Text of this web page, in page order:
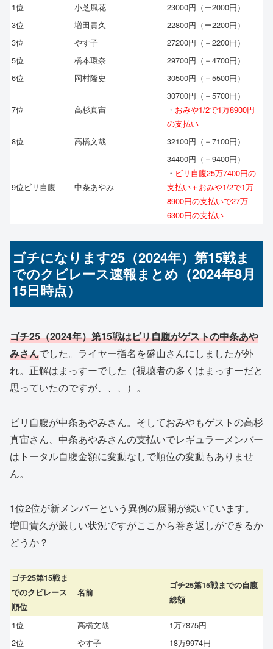
1位
小芝風花
23000円（ー2000円）
3位
増田貴久
22800円（ー2200円）
3位
やす子
27200円（＋2200円）
5位
橋本環奈
29700円（＋4700円）
6位
岡村隆史 30500円（＋5500円）
7位 高杉真宙
30700円（＋5700円）
・ おみや1/2で1万8900円
の支払い
8位
高橋文哉 32100円（＋7100円）
9位ビリ自腹 中条あやみ
34400円（＋9400円）
・ ビリ自腹25万7400円の
支払い＋おみや1/2で1万
8900円の支払いで27万
6300円の支払い
ゴチになります25（2024年）第15戦ま
でのクビレース速報まとめ（2024年8月
15日時点）
ゴチ25（2024年）第15戦はビリ自腹がゲストの中条あや
みさんでした。ライヤー指名を盛山さんにしましたが外
れ。正解はまっすーでした（視聴者の多くはまっすーだと
思っていたのですが、、、）。
ビリ自腹が中条あやみさん。そしておみやもゲストの高杉
真宙さん、中条あやみさんの支払いでレギュラーメンバー
はトータル自腹金額に変動なしで順位の変動もありませ
ん。
1位2位が新メンバーという異例の展開が続いています。
増田貴久が厳しい状況ですがここから巻き返しができるか
どうか？
ゴチ25第15戦ま
でのクビレース
順位
名前
ゴチ25第15戦までの自腹
総額
1位 高橋文哉
1万7875円
2位
やす子 18万9974円